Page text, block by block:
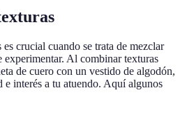
crucial cuando se trata de mezclar
experimentar. Al combinar texturas
de cuero con un vestido de algodón,
e interés a tu atuendo. Aquí algunos